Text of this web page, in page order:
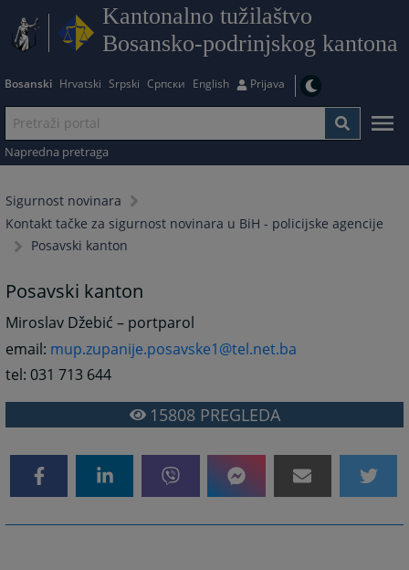
Kantonalno tužilaštvo
Bosansko-podrinjskog kantona
Bosanski Hrvatski Srpski Српски English Prijava
Napredna pretraga
Sigurnost novinara
Kontakt tačke za sigurnost novinara u BiH - policijske agencije
Posavski kanton
Posavski kanton
Miroslav Džebić – portparol
email: mup.zupanije.posavske1@tel.net.ba
tel: 031 713 644
15808PREGLEDA